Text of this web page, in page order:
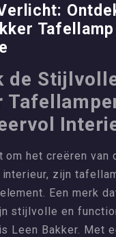
Tafellamp
de
om het creëren van
zijn
Een merk
stijlvolle en
Leen Bakker. Met